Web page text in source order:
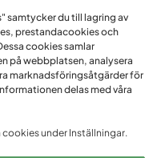
länder
samtycker du till lagring av
prestandacookies och
cookies samlar
på webbplatsen, analysera
marknadsföringsåtgärder för
delas med våra
cookies under Inställningar.